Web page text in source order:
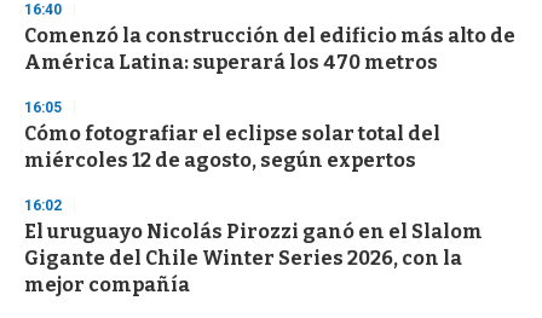
d
s
o
f
3
s
c
n
d
s
16:40
Comenzó la construcción del edificio más alto de
América Latina: superará los 470 metros
16:05
Cómo fotografiar el eclipse solar total del
miércoles 12 de agosto, según expertos
16:02
El uruguayo Nicolás Pirozzi ganó en el Slalom
Gigante del Chile Winter Series 2026, con la
mejor compañía